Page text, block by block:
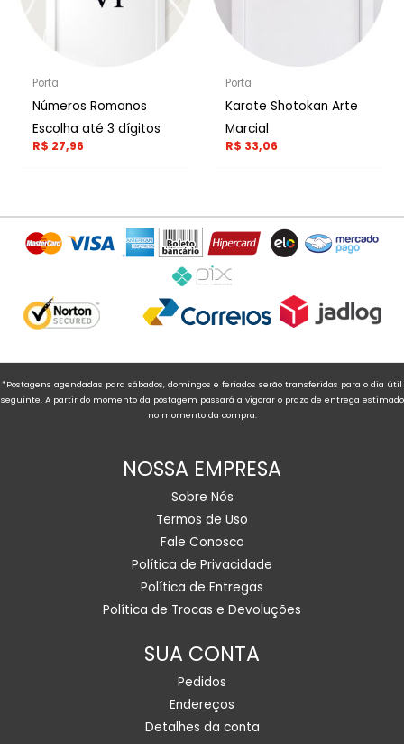
Porta
Números Romanos
Escolha até 3 dígitos
R$ 27,96
Porta
Karate Shotokan Arte
Marcial
R$ 33,06
*Postagens agendadas para sábados, domingos e feriados serão transferidas para o dia útil
seguinte. A partir do momento da postagem passará a vigorar o prazo de entrega estimado
no momento da compra.
NOSSA EMPRESA
Sobre Nós
Termos de Uso
Fale Conosco
Política de Privacidade
Política de Entregas
Política de Trocas e Devoluções
SUA CONTA
Pedidos
Endereços
Detalhes da conta